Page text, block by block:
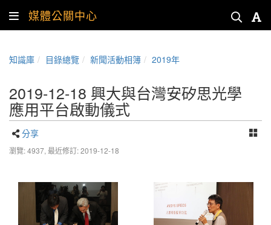
媒體公關中心
知識庫 目錄總覽 新聞活動相簿 2019年
2019-12-18 興大與台灣安矽思光學
應用平台啟動儀式
分享
瀏覽: 4937, 最近修訂: 2019-12-18